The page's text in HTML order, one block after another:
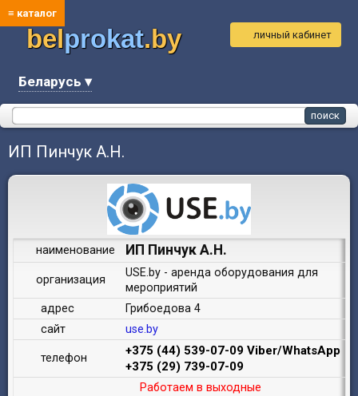
≡ каталог
belprokat.by
Беларусь ▾
личный кабинет
ИП Пинчук А.Н.
наименование ИП Пинчук А.Н.
организация
USE.by - аренда оборудования для
мероприятий
адрес
Грибоедова 4
сайт
use.by
телефон
+375 (44) 539-07-09 Viber/WhatsApp
+375 (29) 739-07-09
Работаем в выходные